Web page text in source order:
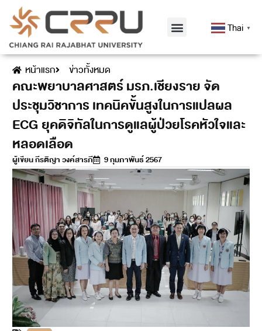
Thai ▼
หน้าแรก ข่าวทั้งหมด
คณะพยาบาลศาสตร์ มรภ.เชียงราย จัด
ประชุมวิชาการ เทคนิคขั้นสูงในการแปลผล
ECG ยุคดิจิทัลในการดูแลผู้ป่วยโรคหัวใจและ
หลอดเลือด
ผู้เขียนกีรติญา วงค์สารภี 9 กุมภาพันธ์ 2567